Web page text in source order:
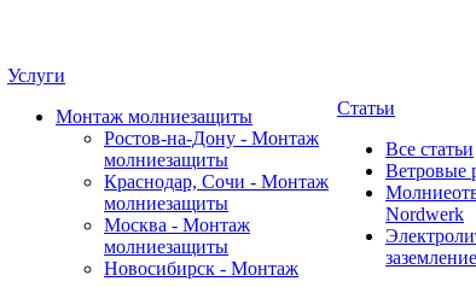
Услуги
Монтаж молниезащиты
Ростов-на-Дону - Монтаж
молниезащиты
Краснодар, Сочи - Монтаж
молниезащиты
Москва - Монтаж
молниезащиты
Новосибирск - Монтаж
Статьи
Все статьи
Ветровые
Nordwerk